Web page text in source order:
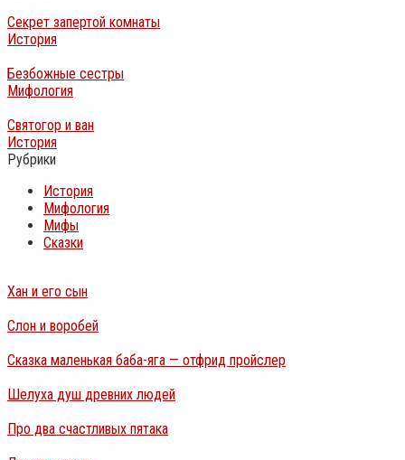
Секрет запертой комнаты
История
Безбожные сестры
Мифология
Святогор и ван
История
Рубрики
История
Мифология
Мифы
Сказки
Хан и его сын
Слон и воробей
Сказка маленькая баба-яга — отфрид пройслер
Шелуха душ древних людей
Про два счастливых пятака